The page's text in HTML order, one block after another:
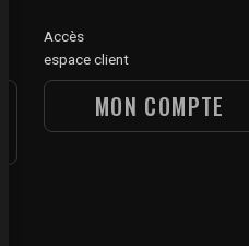
Accès
espace client
MON COMPTE